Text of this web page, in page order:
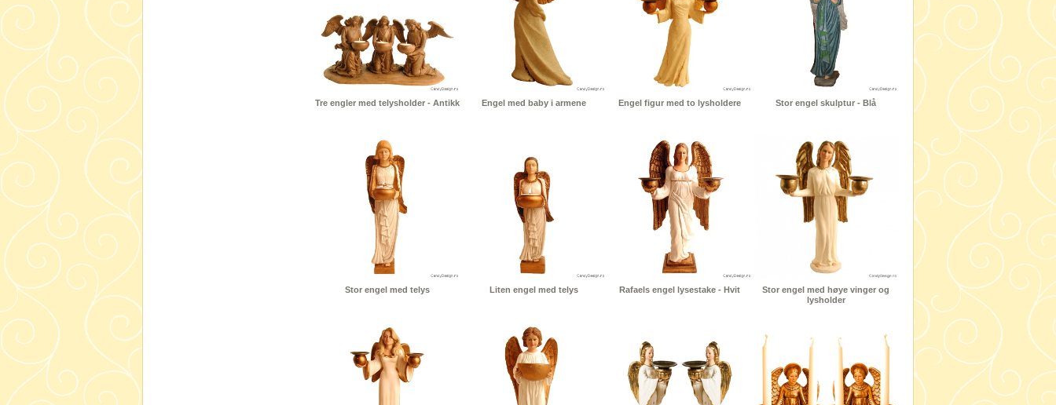
Tre engler med telysholder - Antikk Engel med baby i armene Engel figur med to lysholdere Stor engel skulptur - Blå
Stor engel med telys Liten engel med telys Rafaels engel lysestake - Hvit
Stor engel med høye vinger og
lysholder